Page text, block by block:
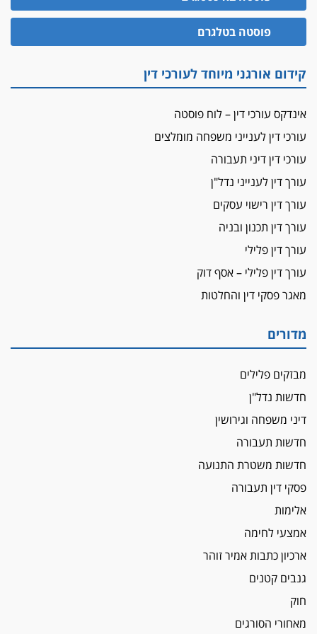
מאסר לעורך הדין
מאסר בפועל לעו"ד מהצפון שהגיש תביעות
פיקטיביות בשם פלסטינים
על המידתיות
ביה"ד המשמעתי ביטל השעיה לצמיתות של
אשם
עו"ד הלל בבייב הורשע בהונאת עשרות לקוחות,
ההסדר: 7-9 שנות מאסר
דין ומקרקעין
עורך דין ברמת השרון נחקר בחשד למרמה בעסקת
נדל"ן
"אני מכינה 5-6 ג'וינטים ביום"
תובעת משטרתית פוטרה בחשד לעישון סמים
שנחשף בפעילות בלשים בטלגרם
לא בכל יום
הכנסת אישרה
איבה
איתות מירושלים
יו"ר המחוז צ'צ'קס מכנס ישיבה להדחת
מחאת הפרקליטים והסנגורים
עם השופטים
הביקורת חוגגת
מבקר לשכת עורכי הדין בתביעה נגד "איכות
נכנס לאינדקס
פוסטה בטלגרם
קידום אורגני מיוחד לעורכי דין
אינדקס עורכי דין – לוח פוסטה
עורכי דין לענייני משפחה מומלצים
עורכי דין דיני תעבורה
עורך דין לענייני נדל"ן
עורך דין רישוי עסקים
עורך דין תכנון ובניה
עורך דין פלילי
עורך דין פלילי – אסף דוק
מאגר פסקי דין והחלטות
מדורים
מבזקים פלילים
חדשות נדל"ן
דיני משפחה וגירושין
חדשות תעבורה
חדשות משטרת התנועה
פסקי דין תעבורה
אלימות
אמצעי לחימה
ארכיון כתבות אמיר זוהר
גנבים קטנים
חוק
מאחורי הסורגים